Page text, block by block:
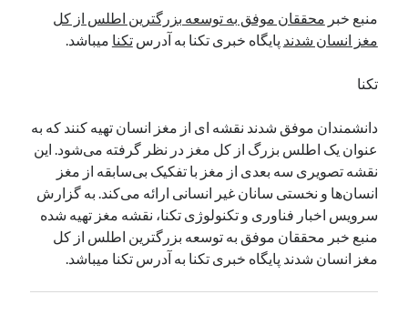
اکتبر 2024
سپتامبر 2024
جولای 2024
می 2024
آوریل 2024
مارس 2024
فوریه 2024
ژانویه 2024
دسامبر 2023
نوامبر 2023
منبع خبر محققان موفق به توسعه بزرگترین اطلس از کل
مغز انسان شدند پایگاه خبری تکنا به آدرستکنا میباشد.
تکنا
دانشمندان موفق شدند نقشه ای از مغز انسان تهیه کنند که به
عنوان یک اطلس بزرگ از کل مغز در نظر گرفته می‌شود. این
نقشه تصویری سه بعدی از مغز با تفکیک بی‌سابقه از مغز
انسان‌ها و نخستی سانان غیر انسانی ارائه می‌کند. به گزارش
سرویس اخبار فناوری و تکنولوژی تکنا، نقشه مغز تهیه شده
منبع خبر محققان موفق به توسعه بزرگترین اطلس از کل
مغز انسان شدند پایگاه خبری تکنا به آدرس تکنا میباشد.